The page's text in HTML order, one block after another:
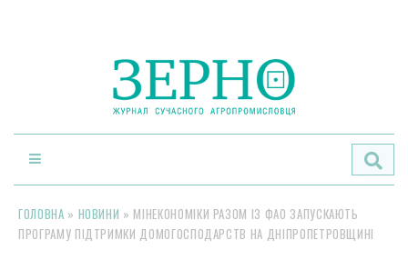
ГОЛОВНА » НОВИНИ » МІНЕКОНОМІКИ РАЗОМ ІЗ ФАО ЗАПУСКАЮТЬ
ПРОГРАМУ ПІДТРИМКИ ДОМОГОСПОДАРСТВ НА ДНІПРОПЕТРОВЩИНІ